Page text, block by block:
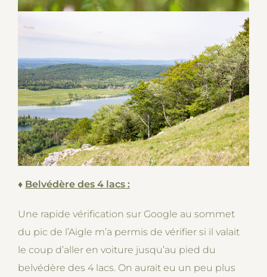
♦ Belvédère des 4 lacs :
Une rapide vérification sur Google au sommet
du pic de l’Aigle m’a permis de vérifier si il valait
le coup d’aller en voiture jusqu’au pied du
belvédère des 4 lacs. On aurait eu un peu plus